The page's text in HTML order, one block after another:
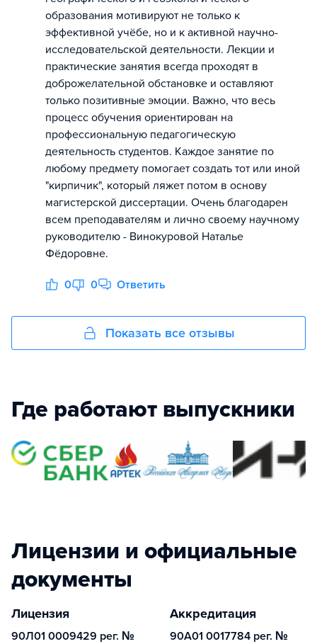
образования мотивируют не только к
эффективной учёбе, но и к активной научно-
исследовательской деятельности. Лекции и
практические занятия всегда проходят в
доброжелательной обстановке и оставляют
только позитивные эмоции. Важно, что весь
процесс обучения ориентирован на
профессиональную педагогическую
деятельность студентов. Каждое занятие по
любому предмету помогает создать тот или иной
"кирпичик", который ляжет потом в основу
магистерской диссертации. Очень благодарен
всем преподавателям и лично своему научному
руководителю - Винокуровой Наталье
Фёдоровне.
0 0 Ответить
Показать все отзывы
Где работают выпускники
Лицензии и официальные
документы
Лицензия
90Л01 0009429 рег. №
Аккредитация
90А01 0017784 рег. №